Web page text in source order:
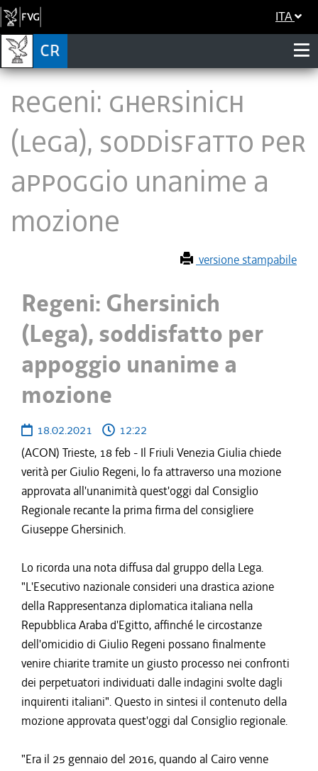
ITA
Regeni: Ghersinich
(Lega), soddisfatto per
appoggio unanime a
mozione
versione stampabile
Regeni: Ghersinich
(Lega), soddisfatto per
appoggio unanime a
mozione
18.02.2021
12:22
(ACON) Trieste, 18 feb - Il Friuli Venezia Giulia chiede
verità per Giulio Regeni, lo fa attraverso una mozione
approvata all'unanimità quest'oggi dal Consiglio
Regionale recante la prima firma del consigliere
Giuseppe Ghersinich.
Lo ricorda una nota diffusa dal gruppo della Lega.
"L'Esecutivo nazionale consideri una drastica azione
della Rappresentanza diplomatica italiana nella
Repubblica Araba d'Egitto, affinché le circostanze
dell'omicidio di Giulio Regeni possano finalmente
venire chiarite tramite un giusto processo nei confronti
dei perpetuatori individuati dalle indagini svolte dagli
inquirenti italiani". Questo in sintesi il contenuto della
mozione approvata quest'oggi dal Consiglio regionale.
"Era il 25 gennaio del 2016, quando al Cairo venne